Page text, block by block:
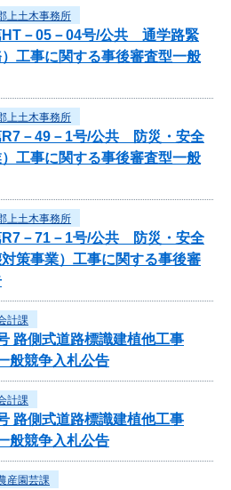
上土木事務所
HT－05－04号/公共 通学路緊
工事に関する事後審査型一般
上土木事務所
R7－49－1号/公共 防災・安全
工事に関する事後審査型一般
上土木事務所
R7－71－1号/公共 防災・安全
策事業）工事に関する事後審
計課
路側式道路標識建植他工事
般競争入札公告
計課
路側式道路標識建植他工事
般競争入札公告
産園芸課